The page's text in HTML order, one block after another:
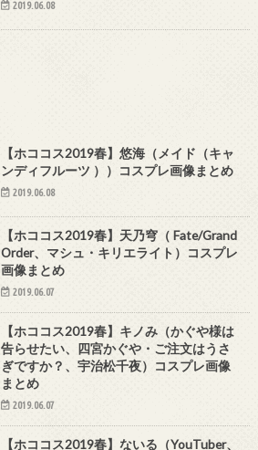
2019.06.08
【ホココス2019春】悠海（メイド（キャ
ンディフルーツ ））コスプレ画像まとめ
2019.06.08
【ホココス2019春】天乃穹（ Fate/Grand
Order、マシュ・キリエライト）コスプレ
画像まとめ
2019.06.07
【ホココス2019春】キノみ（かぐや様は
告らせたい、四宮かぐや・ご注文はうさ
ぎですか？、宇治松千夜）コスプレ画像
まとめ
2019.06.07
【ホココス2019春】ないる（YouTuber、